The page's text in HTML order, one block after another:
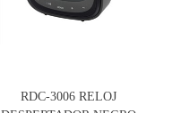
RDC-3006 RELOJ